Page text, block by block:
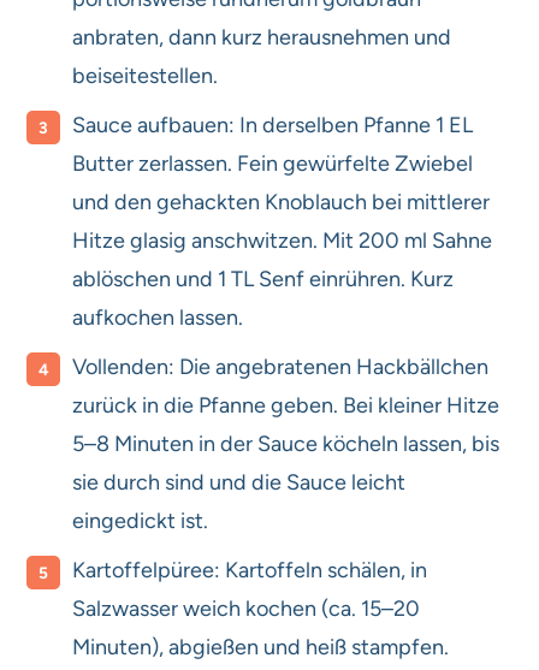
anbraten, dann kurz herausnehmen und
beiseitestellen.
Sauce aufbauen: In derselben Pfanne 1 EL
Butter zerlassen. Fein gewürfelte Zwiebel
und den gehackten Knoblauch bei mittlerer
Hitze glasig anschwitzen. Mit 200 ml Sahne
ablöschen und 1 TL Senf einrühren. Kurz
aufkochen lassen.
Vollenden: Die angebratenen Hackbällchen
zurück in die Pfanne geben. Bei kleiner Hitze
5–8 Minuten in der Sauce köcheln lassen, bis
sie durch sind und die Sauce leicht
eingedickt ist.
Kartoffelpüree: Kartoffeln schälen, in
Salzwasser weich kochen (ca. 15–20
Minuten), abgießen und heiß stampfen.